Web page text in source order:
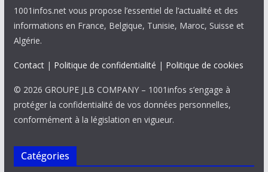
1001infos.net vous propose l’essentiel de l’actualité et des
informations en France, Belgique, Tunisie, Maroc, Suisse et
Algérie.
Contact| Politique de confidentialité | Politique de cookies
© 2026 GROUPE JLB COMPANY – 1001infos s’engage à
protéger la confidentialité de vos données personnelles,
conformément à la législation en vigueur.
Catégories